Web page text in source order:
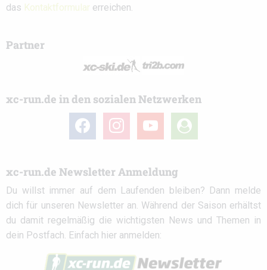
das Kontaktformular erreichen.
Partner
xc-run.de in den sozialen Netzwerken
facebook instagramyoutube
user-
circle
xc-run.de Newsletter Anmeldung
Du willst immer auf dem Laufenden bleiben? Dann melde
dich für unseren Newsletter an. Während der Saison erhältst
du damit regelmäßig die wichtigsten News und Themen in
dein Postfach. Einfach hier anmelden: